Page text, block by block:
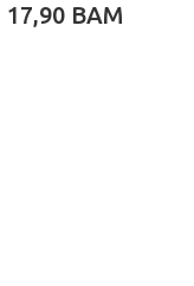
17,90 BAM